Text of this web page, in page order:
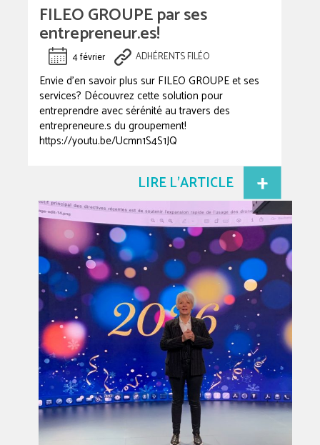
FILEO GROUPE par ses
entrepreneur.es!
4 février ADHÉRENTS FILÉO
Envie d’en savoir plus sur FILEO GROUPE et ses
services? Découvrez cette solution pour
entreprendre avec sérénité au travers des
entrepreneure.s du groupement!
https://youtu.be/Ucmn1S4S1JQ
LIRE L'ARTICLE